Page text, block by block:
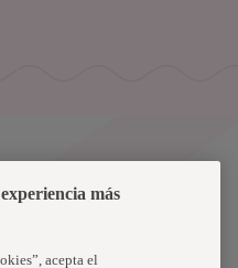
más
acepta el